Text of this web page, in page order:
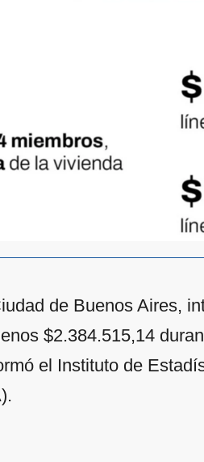
de Buenos Aires,
$2.384.515,14
el Instituto de